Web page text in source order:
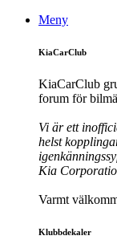
Meny
KiaCarClub
KiaCarClub
forum för
Vi är ett
helst
Kia
Varmt
Klubbdekaler